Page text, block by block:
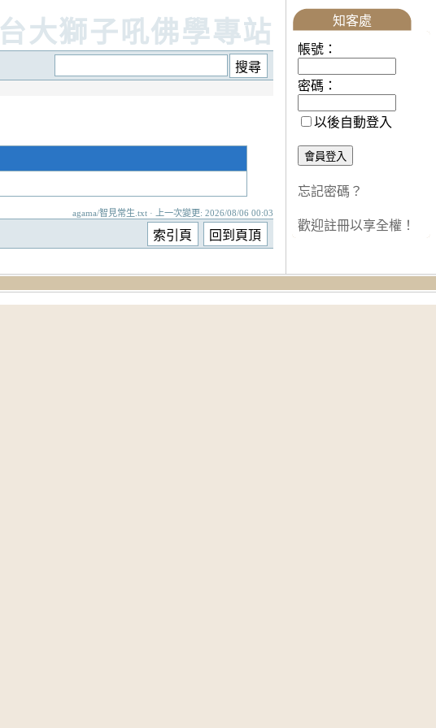
台大獅子吼佛學專站
agama/智見常生.txt · 上一次變更: 2026/08/06 00:03
知客處
帳號：
密碼：
以後自動登入
忘記密碼？
歡迎註冊以享全權！